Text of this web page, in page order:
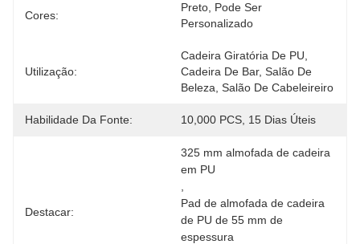
Cores:
Preto, Pode Ser
Personalizado
Utilização:
Cadeira Giratória De PU,
Cadeira De Bar, Salão De
Beleza, Salão De Cabeleireiro
Habilidade Da Fonte: 10,000 PCS, 15 Dias Úteis
Destacar:
325 mm almofada de cadeira
em PU
Pad de almofada de cadeira
de PU de 55 mm de
espessura